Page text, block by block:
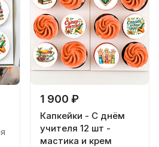
1 900 ₽
Капкейки - С днём
учителя 12 шт -
мастика и крем